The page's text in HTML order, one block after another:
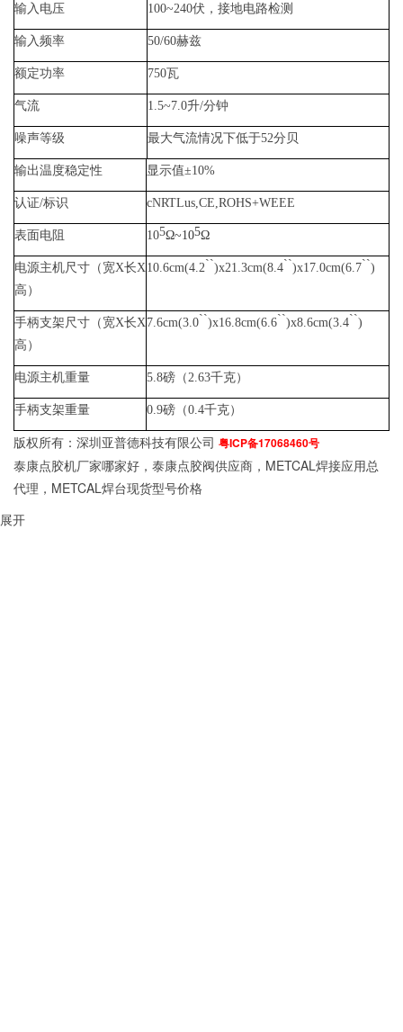
输入电压 100~240伏，接地电路检测
输入频率 50/60赫兹
额定功率 750瓦
气流 1.5~7.0升/分钟
噪声等级 最大气流情况下低于52分贝
输出温度稳定性 显示值±10%
认证/标识 cNRTLus,CE,ROHS+WEEE
表面电阻 105Ω~105Ω
电源主机尺寸（宽X长X
高）
10.6cm(4.2``)x21.3cm(8.4``)x17.0cm(6.7``)
手柄支架尺寸（宽X长X
高）
7.6cm(3.0``)x16.8cm(6.6``)x8.6cm(3.4``)
电源主机重量 5.8磅（2.63千克）
手柄支架重量 0.9磅（0.4千克）
版权所有：深圳亚普德科技有限公司 粤ICP备17068460号
泰康点胶机厂家哪家好，泰康点胶阀供应商，METCAL焊接应用总
代理，METCAL焊台现货型号价格
展开